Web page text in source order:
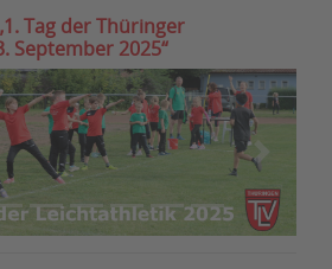
Tag der Thüringer
September 2025“
weiter